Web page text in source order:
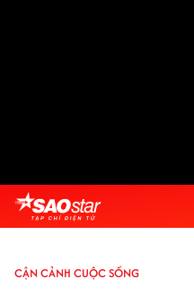
CẬN CẢNH CUỘC SỐNG